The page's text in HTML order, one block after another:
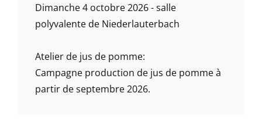
Dimanche 4 octobre 2026 - salle
polyvalente de Niederlauterbach
Atelier de jus de pomme:
Campagne production de jus de pomme à
partir de septembre 2026.